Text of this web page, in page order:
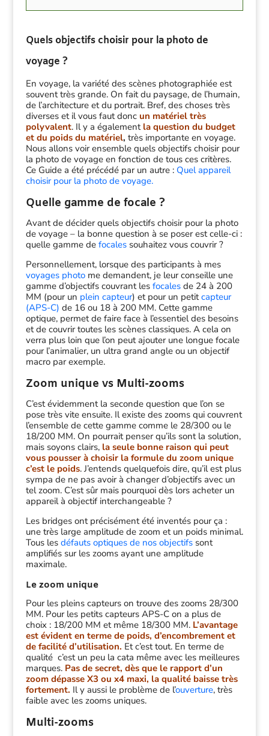
Quels objectifs choisir pour la photo de
voyage ?
En voyage, la variété des scènes photographiée est
souvent très grande. On fait du paysage, de l’humain,
de l’architecture et du portrait. Bref, des choses très
diverses et il vous faut donc un matériel très
polyvalent. Il y a également la question du budget
et du poids du matériel, très importante en voyage.
Nous allons voir ensemble quels objectifs choisir pour
la photo de voyage en fonction de tous ces critères.
Ce Guide a été précédé par un autre : Quel appareil
choisir pour la photo de voyage.
Quelle gamme de focale ?
Avant de décider quels objectifs choisir pour la photo
de voyage – la bonne question à se poser est celle-ci :
quelle gamme de focales souhaitez vous couvrir ?
Personnellement, lorsque des participants à mes
voyages photome demandent, je leur conseille une
gamme d’objectifs couvrant les focales de 24 à 200
MM (pour un plein capteur) et pour un petitcapteur
(APS-C) de 16 ou 18 à 200 MM. Cette gamme
optique, permet de faire face à l’essentiel des besoins
et de couvrir toutes les scènes classiques. A cela on
verra plus loin que l’on peut ajouter une longue focale
pour l’animalier, un ultra grand angle ou un objectif
macro par exemple.
Zoom unique vs Multi-zooms
C’est évidemment la seconde question que l’on se
pose très vite ensuite. Il existe des zooms qui couvrent
l’ensemble de cette gamme comme le 28/300 ou le
18/200 MM. On pourrait penser qu’ils sont la solution,
mais soyons clairs,la seule bonne raison qui peut
vous pousser à choisir la formule du zoom unique
c’est le poids. J’entends quelquefois dire, qu’il est plus
sympa de ne pas avoir à changer d’objectifs avec un
tel zoom. C’est sûr mais pourquoi dès lors acheter un
appareil à objectif interchangeable ?
Les bridges ont précisément été inventés pour ça :
une très large amplitude de zoom et un poids minimal.
Tous les défauts optiques de nos objectifssont
amplifiés sur les zooms ayant une amplitude
maximale.
Le zoom unique
Pour les pleins capteurs on trouve des zooms 28/300
MM. Pour les petits capteurs APS-C on a plus de
choix : 18/200 MM et même 18/300 MM. L’avantage
est évident en terme de poids, d’encombrement et
de facilité d’utilisation. Et c’est tout. En terme de
qualité c’est un peu la cata même avec les meilleures
marques. Pas de secret, dès que le rapport d’un
zoom dépasse X3 ou x4 maxi, la qualité baisse très
fortement. Il y aussi le problème de l’ouverture, très
faible avec les zooms uniques.
Multi-zooms